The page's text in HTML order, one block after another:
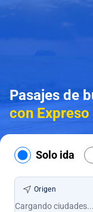
Pasajes de
con
Solo ida
Origen